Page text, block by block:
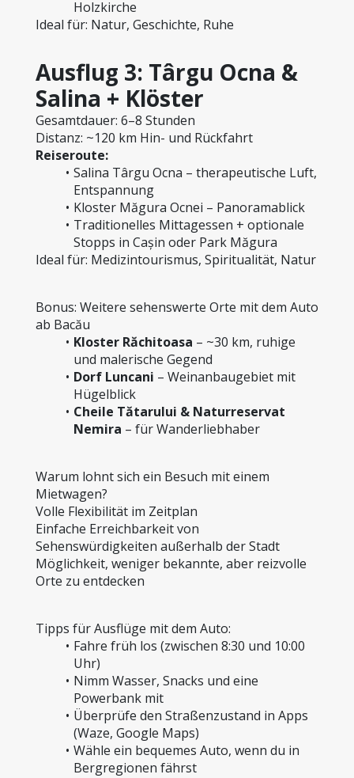
Holzkirche
Ideal für: Natur, Geschichte, Ruhe
Ausflug 3: Târgu Ocna &
Salina + Klöster
Gesamtdauer: 6–8 Stunden
Distanz: ~120 km Hin- und Rückfahrt
Reiseroute:
Salina Târgu Ocna – therapeutische Luft,
Entspannung
Kloster Măgura Ocnei – Panoramablick
Traditionelles Mittagessen + optionale
Stopps in Cașin oder Park Măgura
Ideal für: Medizintourismus, Spiritualität, Natur
Bonus: Weitere sehenswerte Orte mit dem Auto
ab Bacău
Kloster Răchitoasa – ~30 km, ruhige
und malerische Gegend
Dorf Luncani – Weinanbaugebiet mit
Hügelblick
Cheile Tătarului & Naturreservat
Nemira – für Wanderliebhaber
Warum lohnt sich ein Besuch mit einem
Mietwagen?
Volle Flexibilität im Zeitplan
Einfache Erreichbarkeit von
Sehenswürdigkeiten außerhalb der Stadt
Möglichkeit, weniger bekannte, aber reizvolle
Orte zu entdecken
Tipps für Ausflüge mit dem Auto:
Fahre früh los (zwischen 8:30 und 10:00
Uhr)
Nimm Wasser, Snacks und eine
Powerbank mit
Überprüfe den Straßenzustand in Apps
(Waze, Google Maps)
Wähle ein bequemes Auto, wenn du in
Bergregionen fährst